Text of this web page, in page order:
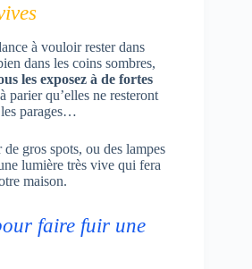
à vouloir rester dans
dans les coins sombres,
les exposez à de fortes
parier qu’elles ne resteront
parages…
gros spots, ou des lampes
lumière très vive qui fera
maison.
faire fuir une